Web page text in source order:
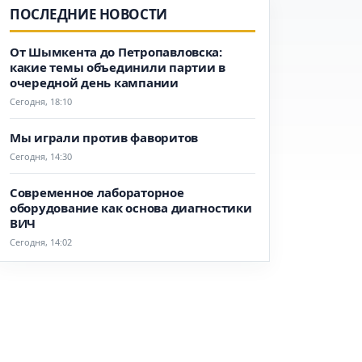
ПОСЛЕДНИЕ НОВОСТИ
От Шымкента до Петропавловска:
какие темы объединили партии в
очередной день кампании
Сегодня, 18:10
Мы играли против фаворитов
Сегодня, 14:30
Современное лабораторное
оборудование как основа диагностики
ВИЧ
Сегодня, 14:02